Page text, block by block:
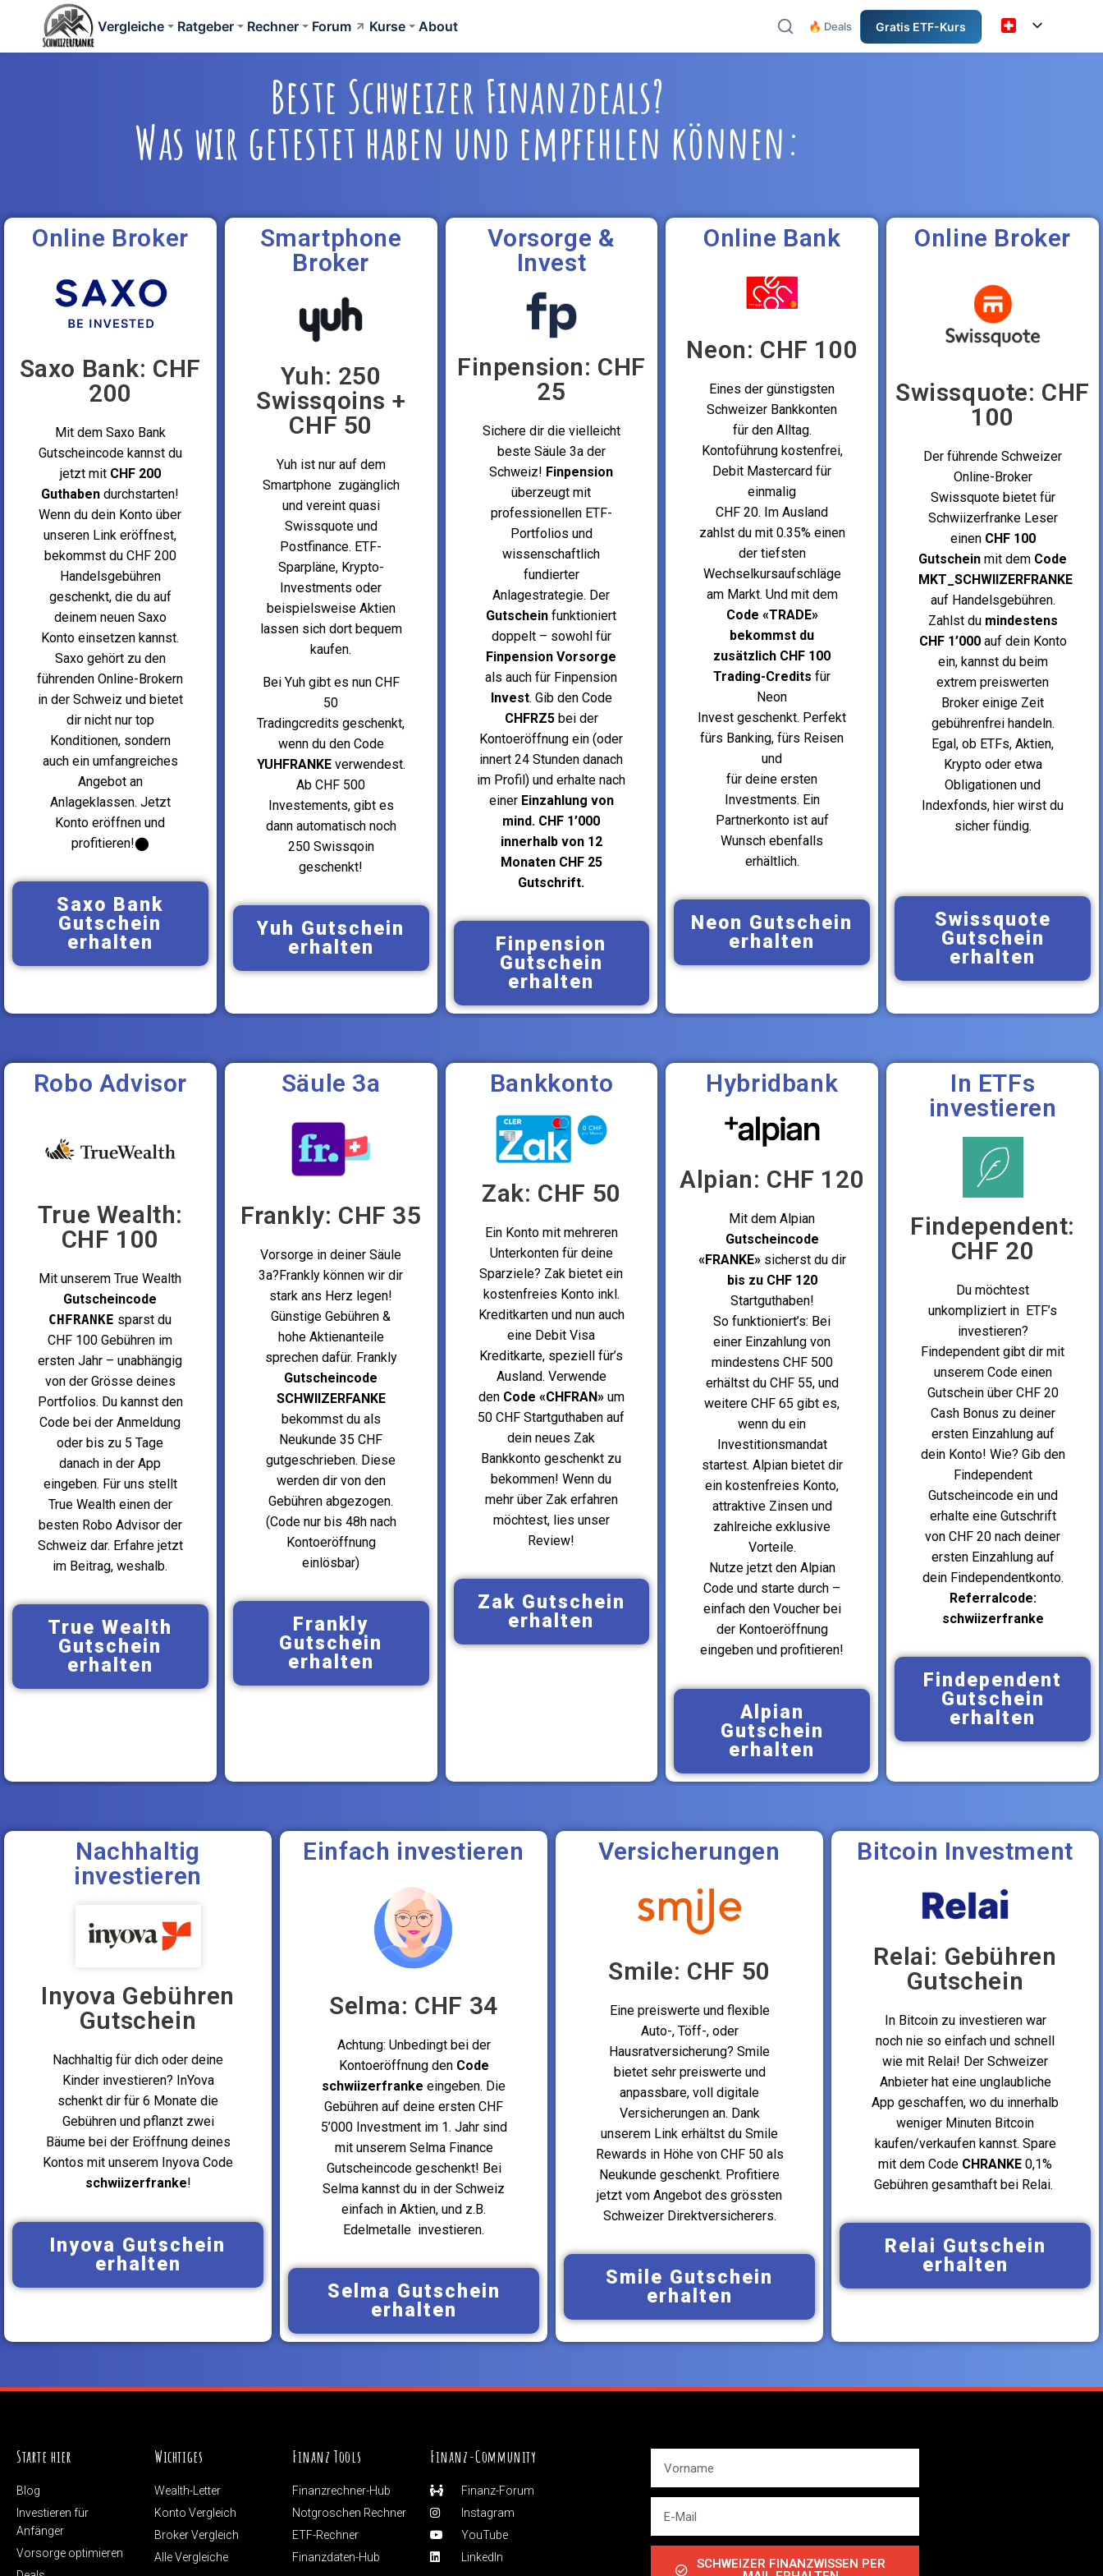
Vergleiche Ratgeber Rechner Forum Kurse About 🔥 Deals Gratis ETF-Kurs
Beste Schweizer Finanzdeals?
Was wir getestet haben und empfehlen können:
Online Broker
Saxo Bank: CHF
200
Mit dem Saxo Bank
Gutscheincode kannst du
jetzt mitCHF 200
Guthabendurchstarten!
Wenn du dein Konto über
unseren Link eröffnest,
bekommst du CHF 200
Handelsgebühren
geschenkt, die du auf
deinem neuen Saxo
Konto einsetzen kannst.
Saxo gehört zu den
führenden Online-Brokern
in der Schweiz und bietet
dir nicht nur top
Konditionen, sondern
auch ein umfangreiches
Angebot an
Anlageklassen. Jetzt
Konto eröffnen und
profitieren!⬤
Saxo Bank
Gutschein
erhalten
Smartphone
Broker
Yuh: 250
Swissqoins +
CHF 50
Yuh ist nur auf dem
Smartphone zugänglich
und vereint quasi
Swissquote und
Postfinance. ETF-
Sparpläne, Krypto-
Investments oder
beispielsweise Aktien
lassen sich dort bequem
kaufen.
Bei Yuh gibt es nun CHF
50
Tradingcredits geschenkt,
wenn du den Code
YUHFRANKEverwendest.
Ab CHF 500
Investements, gibt es
dann automatisch noch
250 Swissqoin
geschenkt!
Yuh Gutschein
erhalten
Vorsorge &
Invest
Finpension: CHF
25
Sichere dir die vielleicht
beste Säule 3a der
Schweiz! Finpension
überzeugt mit
professionellen ETF-
Portfolios und
wissenschaftlich
fundierter
Anlagestrategie. Der
Gutschein funktioniert
doppelt – sowohl für
Finpension Vorsorge
als auch für Finpension
Invest. Gib den Code
CHFRZ5bei der
Kontoeröffnung ein (oder
innert 24 Stunden danach
im Profil) und erhalte nach
einer Einzahlung von
mind. CHF 1’000
innerhalb von 12
Monaten CHF 25
Gutschrift.
Finpension
Gutschein
erhalten
Online Bank
Neon: CHF 100
Eines der günstigsten
Schweizer Bankkonten
für den Alltag.
Kontoführung kostenfrei,
Debit Mastercard für
einmalig
CHF 20. Im Ausland
zahlst du mit 0.35% einen
der tiefsten
Wechselkursaufschläge
am Markt. Und mit dem
Code «TRADE»
bekommst du
zusätzlich CHF 100
Trading-Credits für
Neon
Invest geschenkt. Perfekt
fürs Banking, fürs Reisen
und
für deine ersten
Investments. Ein
Partnerkonto ist auf
Wunsch ebenfalls
erhältlich.
Neon Gutschein
erhalten
Online Broker
Swissquote: CHF
100
Der führende Schweizer
Online-Broker
Swissquote bietet für
Schwiizerfranke Leser
einen CHF 100
Gutschein mit dem Code
MKT_SCHWIIZERFRANKE
auf Handelsgebühren.
Zahlst du mindestens
CHF 1’000auf dein Konto
ein, kannst du beim
extrem preiswerten
Broker einige Zeit
gebührenfrei handeln.
Egal, ob ETFs, Aktien,
Krypto oder etwa
Obligationen und
Indexfonds, hier wirst du
sicher fündig.
Swissquote
Gutschein
erhalten
Robo Advisor
True Wealth:
CHF 100
Mit unserem True Wealth
Gutscheincode
CHFRANKE sparst du
CHF 100 Gebühren im
ersten Jahr – unabhängig
von der Grösse deines
Portfolios. Du kannst den
Code bei der Anmeldung
oder bis zu 5 Tage
danach in der App
eingeben. Für uns stellt
True Wealth einen der
besten Robo Advisor der
Schweiz dar. Erfahre jetzt
im Beitrag, weshalb.
True Wealth
Gutschein
erhalten
Säule 3a
Frankly: CHF 35
Vorsorge in deiner Säule
3a?Frankly können wir dir
stark ans Herz legen!
Günstige Gebühren &
hohe Aktienanteile
sprechen dafür. Frankly
Gutscheincode
SCHWIIZERFANKE
bekommst du als
Neukunde 35 CHF
gutgeschrieben. Diese
werden dir von den
Gebühren abgezogen.
(Code nur bis 48h nach
Kontoeröffnung
einlösbar)
Frankly
Gutschein
erhalten
Bankkonto
Zak: CHF 50
Ein Konto mit mehreren
Unterkonten für deine
Sparziele? Zak bietet ein
kostenfreies Konto inkl.
Kreditkarten und nun auch
eine Debit Visa
Kreditkarte, speziell für’s
Ausland. Verwende
den Code «CHFRAN»um
50 CHF Startguthaben auf
dein neues Zak
Bankkonto geschenkt zu
bekommen! Wenn du
mehr über Zak erfahren
möchtest, lies unser
Review!
Zak Gutschein
erhalten
Hybridbank
Alpian: CHF 120
Mit dem Alpian
Gutscheincode
«FRANKE»sicherst du dir
bis zu CHF 120
Startguthaben!
So funktioniert’s: Bei
einer Einzahlung von
mindestens CHF 500
erhältst du CHF 55, und
weitere CHF 65 gibt es,
wenn du ein
Investitionsmandat
startest. Alpian bietet dir
ein kostenfreies Konto,
attraktive Zinsen und
zahlreiche exklusive
Vorteile.
Nutze jetzt den Alpian
Code und starte durch –
einfach den Voucher bei
der Kontoeröffnung
eingeben und profitieren!
Alpian
Gutschein
erhalten
In ETFs
investieren
Findependent:
CHF 20
Du möchtest
unkompliziert in ETF’s
investieren?
Findependent gibt dir mit
unserem Code einen
Gutschein über CHF 20
Cash Bonus zu deiner
ersten Einzahlung auf
dein Konto! Wie? Gib den
Findependent
Gutscheincode ein und
erhalte eine Gutschrift
von CHF 20 nach deiner
ersten Einzahlung auf
dein Findependentkonto.
Referralcode:
schwiizerfranke
Findependent
Gutschein
erhalten
Nachhaltig
investieren
Inyova Gebühren
Gutschein
Nachhaltig für dich oder deine
Kinder investieren? InYova
schenkt dir für 6 Monate die
Gebühren und pflanzt zwei
Bäume bei der Eröffnung deines
Kontos mit unserem Inyova Code
schwiizerfranke!
Inyova Gutschein
erhalten
Einfach investieren
Selma: CHF 34
Achtung: Unbedingt bei der
Kontoeröffnung den Code
schwiizerfranke eingeben. Die
Gebühren auf deine ersten CHF
5’000 Investment im 1. Jahr sind
mit unserem Selma Finance
Gutscheincode geschenkt! Bei
Selma kannst du in der Schweiz
einfach in Aktien, und z.B.
Edelmetalle investieren.
Selma Gutschein
erhalten
Versicherungen
Smile: CHF 50
Eine preiswerte und flexible
Auto-, Töff-, oder
Hausratversicherung? Smile
bietet sehr preiswerte und
anpassbare, voll digitale
Versicherungen an. Dank
unserem Link erhältst du Smile
Rewards in Höhe von CHF 50 als
Neukunde geschenkt. Profitiere
jetzt vom Angebot des grössten
Schweizer Direktversicherers.
Smile Gutschein
erhalten
Bitcoin Investment
Relai: Gebühren
Gutschein
In Bitcoin zu investieren war
noch nie so einfach und schnell
wie mit Relai! Der Schweizer
Anbieter hat eine unglaubliche
App geschaffen, wo du innerhalb
weniger Minuten Bitcoin
kaufen/verkaufen kannst. Spare
mit dem Code CHRANKE 0,1%
Gebühren gesamthaft bei Relai.
Relai Gutschein
erhalten
Starte hier
Blog
Investieren für
Anfänger
Vorsorge optimieren
Wichtiges
Wealth-Letter
Konto Vergleich
Broker Vergleich
Alle Vergleiche
Finanz Tools
Finanzrechner-Hub
Notgroschen Rechner
ETF-Rechner
Finanzdaten-Hub
Finanz-Community
Finanz-Forum
Instagram
YouTube
LinkedIn
SCHWEIZER FINANZWISSEN PER